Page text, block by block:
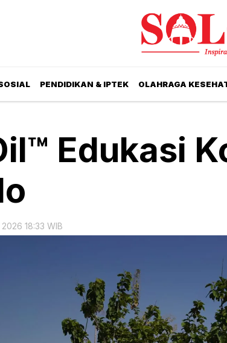
PENDIDIKAN & IPTEK OLAHRAGA
Edukasi
18:33 WIB